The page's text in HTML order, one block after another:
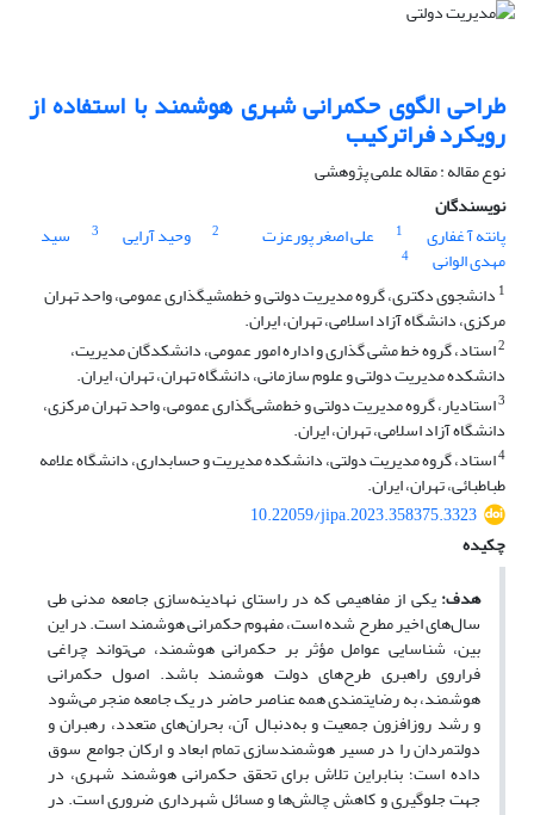
طراحی الگوی حکمرانی شهری هوشمند با استفاده از
رویکرد فراترکیب
نوع مقاله : مقاله علمی پژوهشی
نویسندگان
پانته آ غفاری
1 علی اصغر پورعزت 2 وحید آرایی 3 سید
مهدی الوانی
4
1 دانشجوی دکتری، گروه مدیریت دولتی و خطمشیگذاری عمومی، واحد تهران
مرکزی، دانشگاه آزاد اسلامی، تهران، ایران.
2استاد، گروه خط مشی گذاری و اداره امور عمومی، دانشکدگان مدیریت،
دانشکده مدیریت دولتی و علوم سازمانی، دانشگاه تهران، تهران، ایران.
3استادیار، گروه مدیریت دولتی و خط‌مشی‌گذاری عمومی، واحد تهران مرکزی،
دانشگاه آزاد اسلامی، تهران، ایران.
4استاد، گروه مدیریت دولتی، دانشکده مدیریت و حسابداری، دانشگاه علامه
طباطبائی، تهران، ایران.
10.22059/jipa.2023.358375.3323
چکیده
هدف:یکی از مفاهیمی که در راستای نهادینه‌سازی جامعه مدنی طی
سال‌های اخیر مطرح شده است، مفهوم حکمرانی هوشمند است. در این
بین، شناسایی عوامل مؤثر بر حکمرانی هوشمند، می‌تواند چراغی
فراروی راهبری طرح‌های دولت هوشمند باشد. اصول حکمرانی
هوشمند، به رضایتمندی همه عناصر حاضر در یک جامعه منجر می‌شود
و رشد روزافزون جمعیت و به‌دنبال آن، بحران‌های متعدد، رهبران و
دولت‏مردان را در مسیر هوشمندسازی تمام ابعاد و ارکان جوامع سوق
داده است؛ بنابراین تلاش برای تحقق حکمرانی هوشمند شهری، در
جهت جلوگیری و کاهش چالش‌ها و مسائل شهرداری ضروری است. در